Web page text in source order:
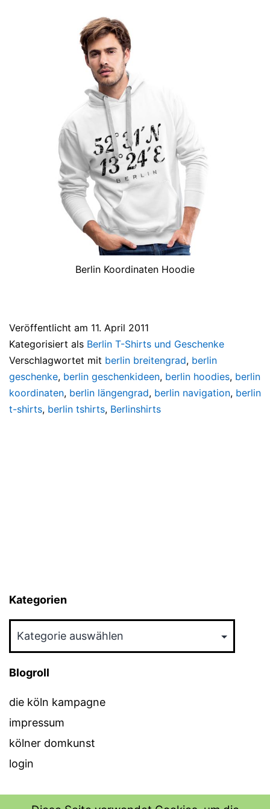
Berlin Koordinaten Hoodie
Veröffentlicht am 11. April 2011
Kategorisiert als Berlin T-Shirts und Geschenke
Verschlagwortet mit berlin breitengrad, berlin
geschenke, berlin geschenkideen, berlin hoodies, berlin
koordinaten, berlin längengrad, berlin navigation, berlin
t-shirts, berlin tshirts, Berlinshirts
Kategorien
Blogroll
die köln kampagne
impressum
kölner domkunst
login